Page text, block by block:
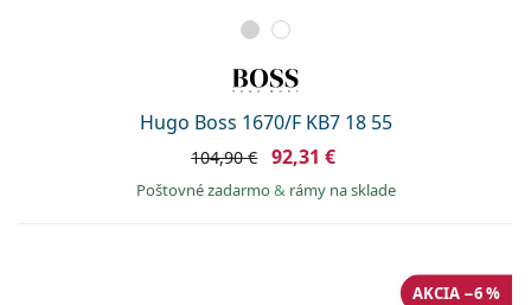
Hugo Boss 1670/F KB7 18 55
104,90 € 92,31 €
Poštovné zadarmo& rámy na sklade
AKCIA −6 %